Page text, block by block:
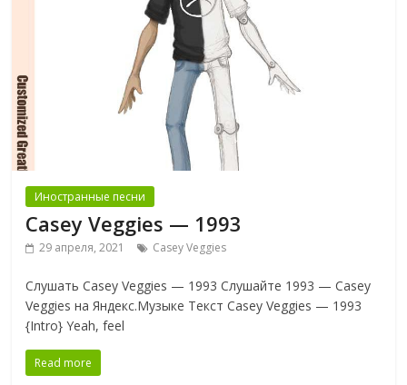
Иностранные песни
Casey Veggies — 1993
29 апреля, 2021 Casey Veggies
Слушать Casey Veggies — 1993 Слушайте 1993 — Casey
Veggies на Яндекс.Музыке Текст Casey Veggies — 1993
{Intro} Yeah, feel
Read more